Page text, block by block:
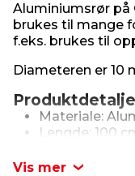
Aluminiumsrør på
brukes til mange
f.eks. brukes til
Diameteren er 10
Materiale:
Lengde: 100
Tykkelse: 1 mm
Vis mer